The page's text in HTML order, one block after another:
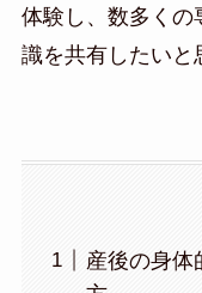
体験し、数多くの
識を共有したいと
産後の身体